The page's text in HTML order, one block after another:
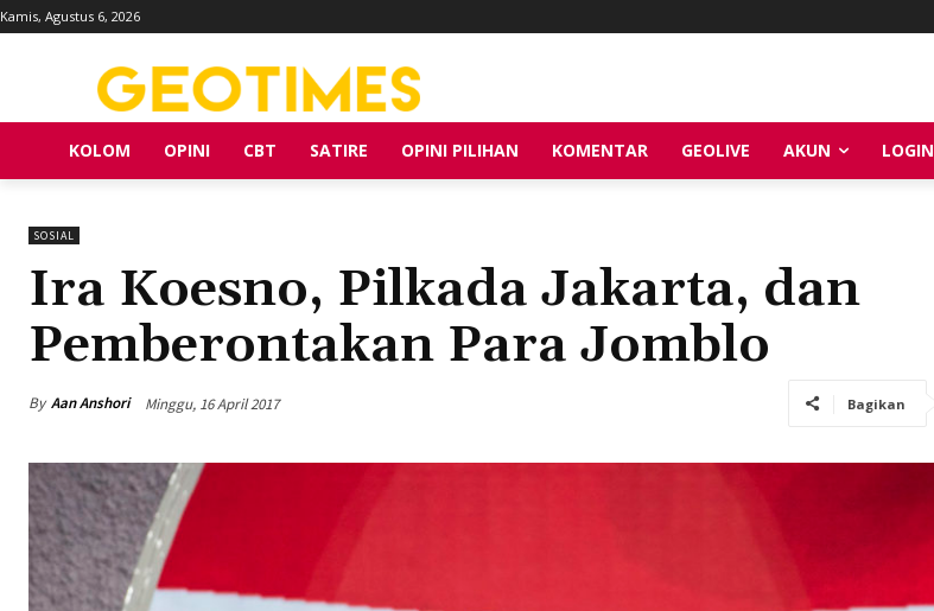
Kamis, Agustus 6, 2026
KOLOM OPINI CBT SATIRE OPINI PILIHAN KOMENTAR GEOLIVE AKUN LOGIN
SOSIAL
Ira Koesno, Pilkada Jakarta, dan
Pemberontakan Para Jomblo
By Aan Anshori Minggu, 16 April 2017 Bagikan